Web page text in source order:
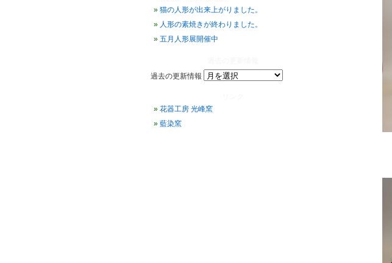
猫の人形が出来上がりました。
人形の素焼きが終わりました。
五月人形展開催中
過去の更新情報
花器工房 光峰窯
藍染窯
２